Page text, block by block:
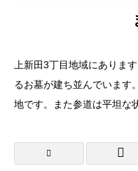
上新田3丁目地域にありま
るお墓が建ち並んでいます
地です。また参道は平坦な